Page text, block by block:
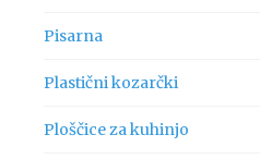
Pisarna
Plastični kozarčki
Ploščice za kuhinjo